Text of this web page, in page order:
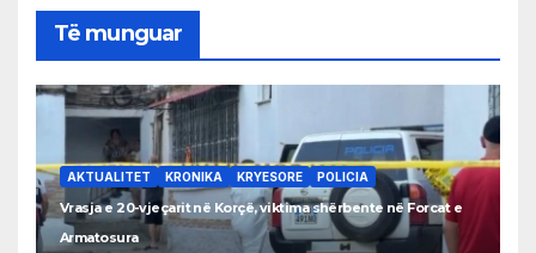
Të munguar
AKTUALITET KRONIKA KRYESORE POLICIA
Vrasja e 20-vjeçarit në Korçë, viktima shërbente në Forcat e
Armatosura